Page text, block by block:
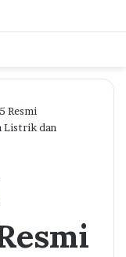
Resmi
Listrik dan